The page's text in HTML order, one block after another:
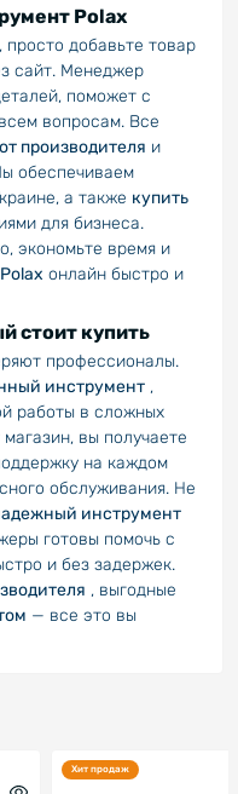
Polax
, просто добавьте товар
сайт. Менеджер
поможет с
вопросам. Все
от производителя и
обеспечиваем
а также купить
для бизнеса.
экономьте время и
онлайн быстро и
стоит купить
профессионалы.
инструмент ,
работы в сложных
вы получаете
на каждом
обслуживания. Не
инструмент
готовы помочь с
и без задержек.
, выгодные
— все это вы
Хит продаж